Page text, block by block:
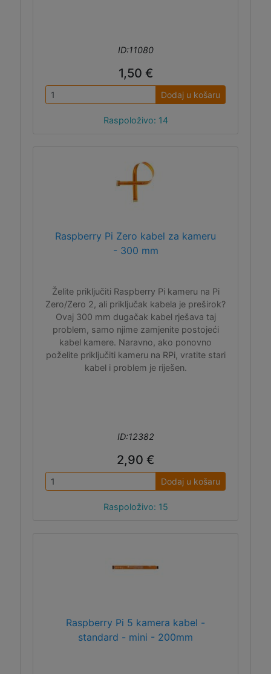
ID:11080
1,50 €
Dodaj u košaru
Raspoloživo: 14
Raspberry Pi Zero kabel za kameru
- 300 mm
Želite priključiti Raspberry Pi kameru na Pi
Zero/Zero 2, ali priključak kabela je preširok?
Ovaj 300 mm dugačak kabel rješava taj
problem, samo njime zamjenite postojeći
kabel kamere. Naravno, ako ponovno
poželite priključiti kameru na RPi, vratite stari
kabel i problem je riješen.
ID:12382
2,90 €
Dodaj u košaru
Raspoloživo: 15
Raspberry Pi 5 kamera kabel -
standard - mini - 200mm